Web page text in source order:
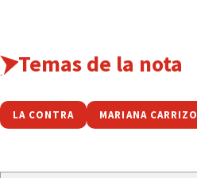
Temas de la nota
LA CONTRA MARIANA CARRIZO